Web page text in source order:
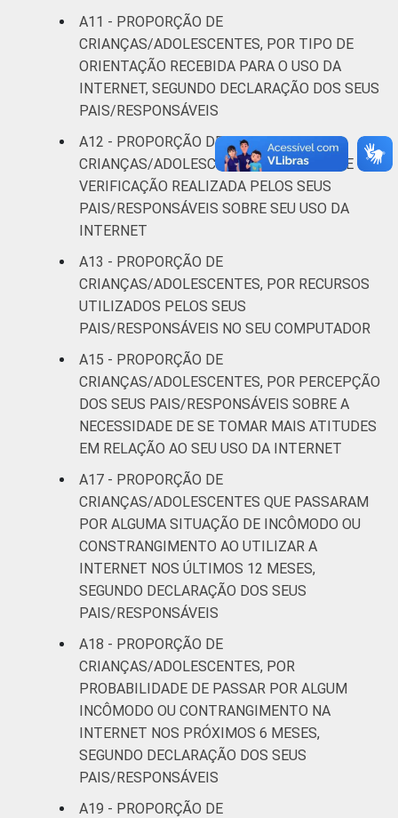
A11 - PROPORÇÃO DE
CRIANÇAS/ADOLESCENTES, POR TIPO DE
ORIENTAÇÃO RECEBIDA PARA O USO DA
INTERNET, SEGUNDO DECLARAÇÃO DOS SEUS
PAIS/RESPONSÁVEIS
A12 - PROPORÇÃO DE
CRIANÇAS/ADOLESCENTES, POR TIPO DE
VERIFICAÇÃO REALIZADA PELOS SEUS
PAIS/RESPONSÁVEIS SOBRE SEU USO DA
INTERNET
A13 - PROPORÇÃO DE
CRIANÇAS/ADOLESCENTES, POR RECURSOS
UTILIZADOS PELOS SEUS
PAIS/RESPONSÁVEIS NO SEU COMPUTADOR
A15 - PROPORÇÃO DE
CRIANÇAS/ADOLESCENTES, POR PERCEPÇÃO
DOS SEUS PAIS/RESPONSÁVEIS SOBRE A
NECESSIDADE DE SE TOMAR MAIS ATITUDES
EM RELAÇÃO AO SEU USO DA INTERNET
A17 - PROPORÇÃO DE
CRIANÇAS/ADOLESCENTES QUE PASSARAM
POR ALGUMA SITUAÇÃO DE INCÔMODO OU
CONSTRANGIMENTO AO UTILIZAR A
INTERNET NOS ÚLTIMOS 12 MESES,
SEGUNDO DECLARAÇÃO DOS SEUS
PAIS/RESPONSÁVEIS
A18 - PROPORÇÃO DE
CRIANÇAS/ADOLESCENTES, POR
PROBABILIDADE DE PASSAR POR ALGUM
INCÔMODO OU CONTRANGIMENTO NA
INTERNET NOS PRÓXIMOS 6 MESES,
SEGUNDO DECLARAÇÃO DOS SEUS
PAIS/RESPONSÁVEIS
A19 - PROPORÇÃO DE